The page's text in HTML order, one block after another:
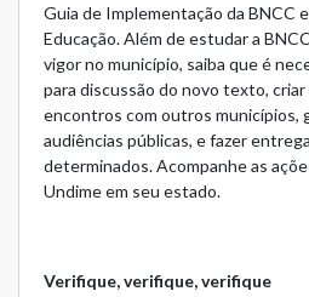
Guia de Implementação da BNCC
Educação. Além de estudar a
vigor no município, saiba que é
para discussão do novo texto,
encontros com outros municípios,
audiências públicas, e fazer
determinados. Acompanhe as
Undime em seu estado.
Verifique, verifique, verifique